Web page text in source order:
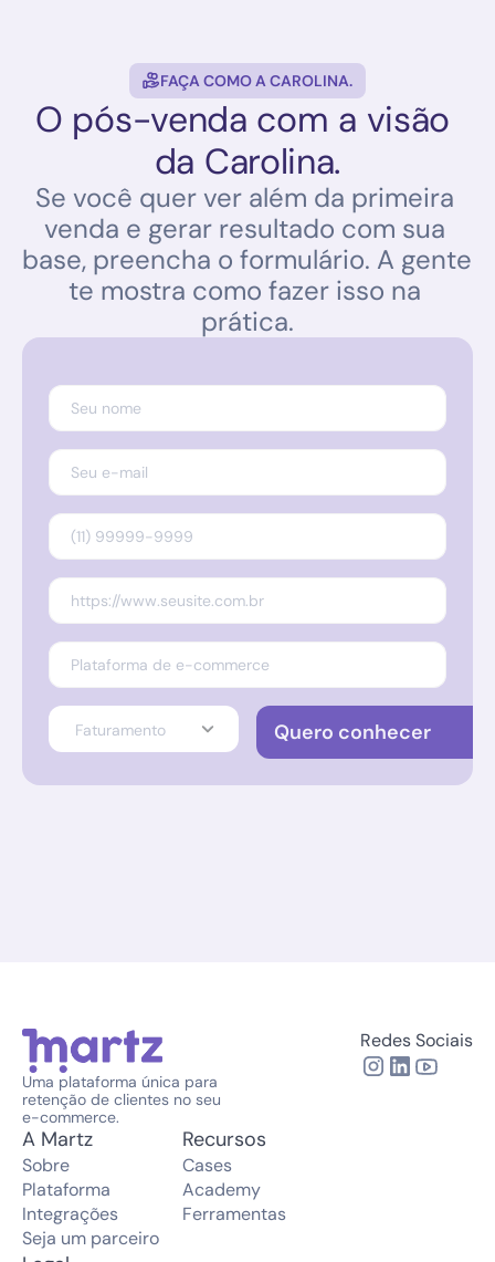
FAÇA COMO A CAROLINA.
O pós-venda com a visão
da Carolina.
Se você quer ver além da primeira
venda e gerar resultado com sua
base, preencha o formulário. A gente
te mostra como fazer isso na
prática.
Quero conhecer
Uma plataforma única para
retenção de clientes no seu
e-commerce.
Redes Sociais
A Martz
Sobre
Plataforma
Integrações
Seja um parceiro
Recursos
Cases
Academy
Ferramentas